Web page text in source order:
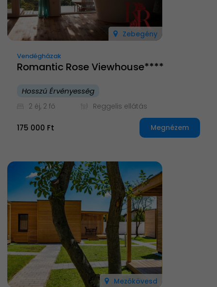
Zebegény
Vendégházak
Romantic Rose Viewhouse****
Hosszú Érvényesség
2 éj, 2 fő Reggelis ellátás
175 000 Ft Megnézem
Mezőkövesd